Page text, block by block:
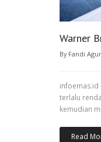
Warner
By Fandi
infoemas.id
terlalu
kemudian
Read